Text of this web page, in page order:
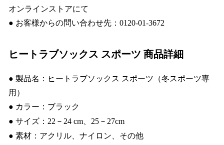
オンラインストアにて
● お客様からの問い合わせ先：0120-01-3672
ヒートラブソックス スポーツ 商品詳細
● 製品名：ヒートラブソックス スポーツ（冬スポーツ専
用）
● カラー：ブラック
● サイズ：22－24 cm、25－27cm
● 素材：アクリル、ナイロン、その他